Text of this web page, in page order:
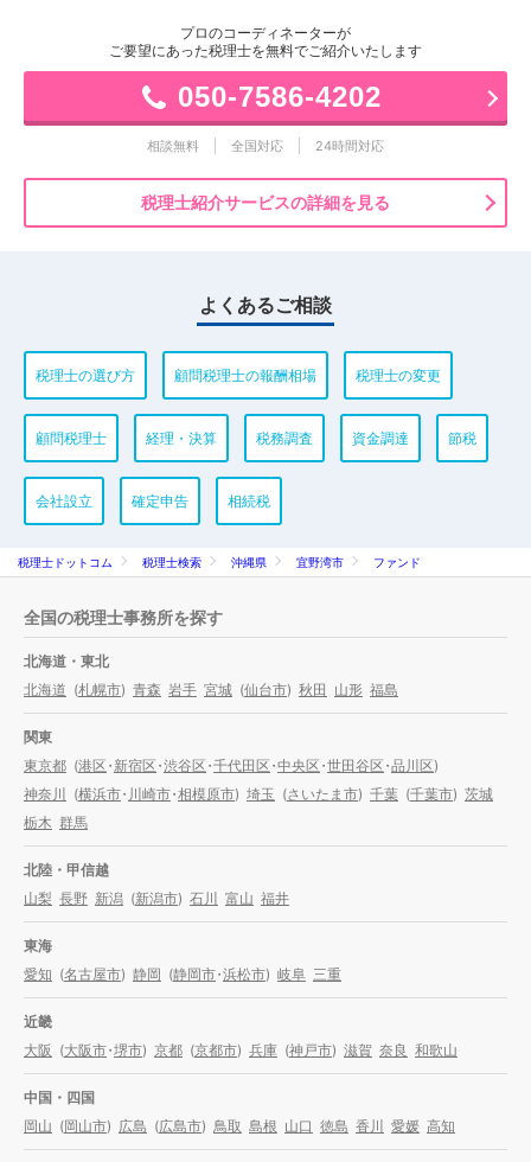
プロのコーディネーターが
ご要望にあった税理士を無料でご紹介いたします
050-7586-4202
相談無料 全国対応 24時間対応
税理士紹介サービスの詳細を見る
よくあるご相談
税理士の選び方 顧問税理士の報酬相場 税理士の変更
顧問税理士 経理・決算 税務調査 資金調達 節税
会社設立 確定申告 相続税
税理士ドットコム 税理士検索 沖縄県 宜野湾市 ファンド
全国の税理士事務所を探す
北海道・東北
北海道 (札幌市) 青森 岩手 宮城 (仙台市) 秋田 山形 福島
関東
東京都 (港区・新宿区・渋谷区・千代田区・中央区・世田谷区・品川区)
神奈川
(横浜市・ 川崎市・相模原市) 埼玉 (さいたま市) 千葉 (千葉市) 茨城
栃木 群馬
北陸・甲信越
山梨 長野 新潟 (新潟市) 石川 富山 福井
東海
愛知 (名古屋市) 静岡 (静岡市・浜松市) 岐阜 三重
近畿
大阪 (大阪市・堺市) 京都 (京都市) 兵庫 (神戸市) 滋賀 奈良 和歌山
中国・四国
岡山 (岡山市) 広島 (広島市) 鳥取 島根 山口 徳島 香川 愛媛 高知